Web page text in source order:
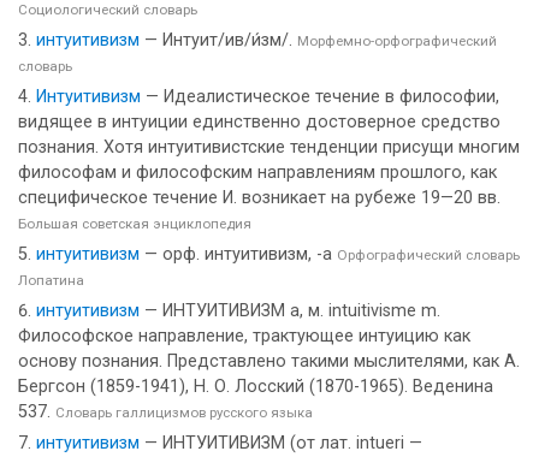
Социологический словарь
интуитивизм — Интуит/ив/и́зм/. Морфемно-орфографический
словарь
Интуитивизм — Идеалистическое течение в философии,
видящее в интуиции единственно достоверное средство
познания. Хотя интуитивистские тенденции присущи многим
философам и философским направлениям прошлого, как
специфическое течение И. возникает на рубеже 19—20 вв.
Большая советская энциклопедия
интуитивизм — орф. интуитивизм, -а Орфографический словарь
Лопатина
интуитивизм — ИНТУИТИВИЗМ а, м. intuitivisme m.
Философское направление, трактующее интуицию как
основу познания. Представлено такими мыслителями, как А.
Бергсон (1859-1941), Н. О. Лосский (1870-1965). Веденина
537. Словарь галлицизмов русского языка
интуитивизм — ИНТУИТИВИЗМ (от лат. intueri —